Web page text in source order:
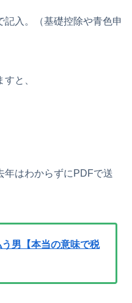
記入。（基礎控除や青色申
すと、
年はわからずにPDFで送
男【本当の意味で税